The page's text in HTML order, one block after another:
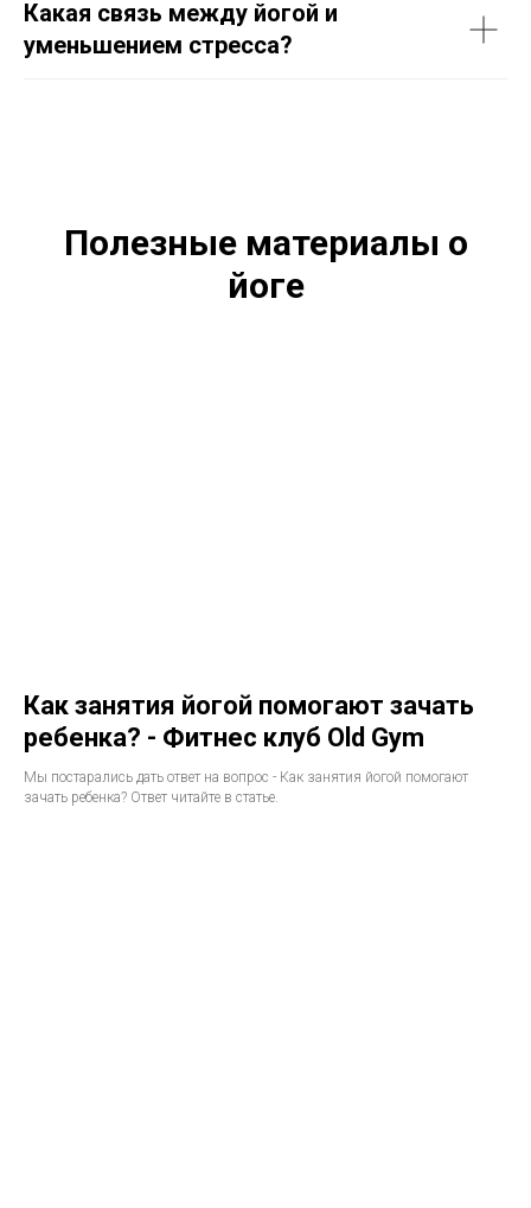
Какая связь между йогой и
уменьшением стресса?
Полезные материалы о
йоге
Как занятия йогой помогают зачать
ребенка? - Фитнес клуб Old Gym
Мы постарались дать ответ на вопрос - Как занятия йогой помогают
зачать ребенка? Ответ читайте в статье.